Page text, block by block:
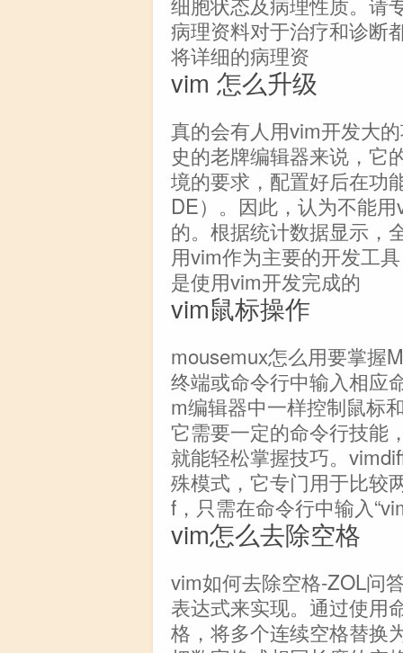
病理资料对于治疗和诊断
将详细的病理资
vim 怎么升级
真的会有人用vim开发大
史的老牌编辑器来说，它
境的要求，配置好后在功
DE）。因此，认为不能
的。根据统计数据显示，
用vim作为主要的开发工
是使用vim开发完成的
vim鼠标操作
mousemux怎么用要掌握
终端或命令行中输入相应
m编辑器中一样控制鼠标
它需要一定的命令行技能
就能轻松掌握技巧。
殊模式，它专门用于比较
f，只需在命令行中输入
vim怎么去除空格
vim如何去除空格-ZOL问
表达式来实现。通过使用
格，将多个连续空格替换